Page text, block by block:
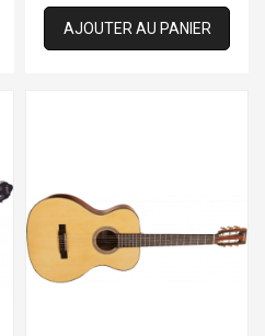
AJOUTER AU PANIER